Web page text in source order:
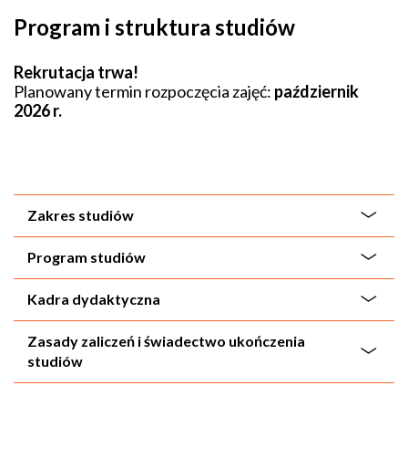
Program i struktura studiów
Rekrutacja trwa!
Planowany termin rozpoczęcia zajęć: październik
2026 r.
Zakres studiów
Program studiów
Kadra dydaktyczna
Zasady zaliczeń i świadectwo ukończenia
studiów